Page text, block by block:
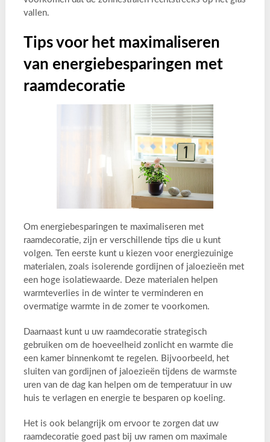
vallen.
Tips voor het maximaliseren
van energiebesparingen met
raamdecoratie
Om energiebesparingen te maximaliseren met
raamdecoratie, zijn er verschillende tips die u kunt
volgen. Ten eerste kunt u kiezen voor energiezuinige
materialen, zoals isolerende gordijnen of jaloezieën met
een hoge isolatiewaarde. Deze materialen helpen
warmteverlies in de winter te verminderen en
overmatige warmte in de zomer te voorkomen.
Daarnaast kunt u uw raamdecoratie strategisch
gebruiken om de hoeveelheid zonlicht en warmte die
een kamer binnenkomt te regelen. Bijvoorbeeld, het
sluiten van gordijnen of jaloezieën tijdens de warmste
uren van de dag kan helpen om de temperatuur in uw
huis te verlagen en energie te besparen op koeling.
Het is ook belangrijk om ervoor te zorgen dat uw
raamdecoratie goed past bij uw ramen om maximale